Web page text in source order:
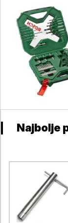
Najbolje